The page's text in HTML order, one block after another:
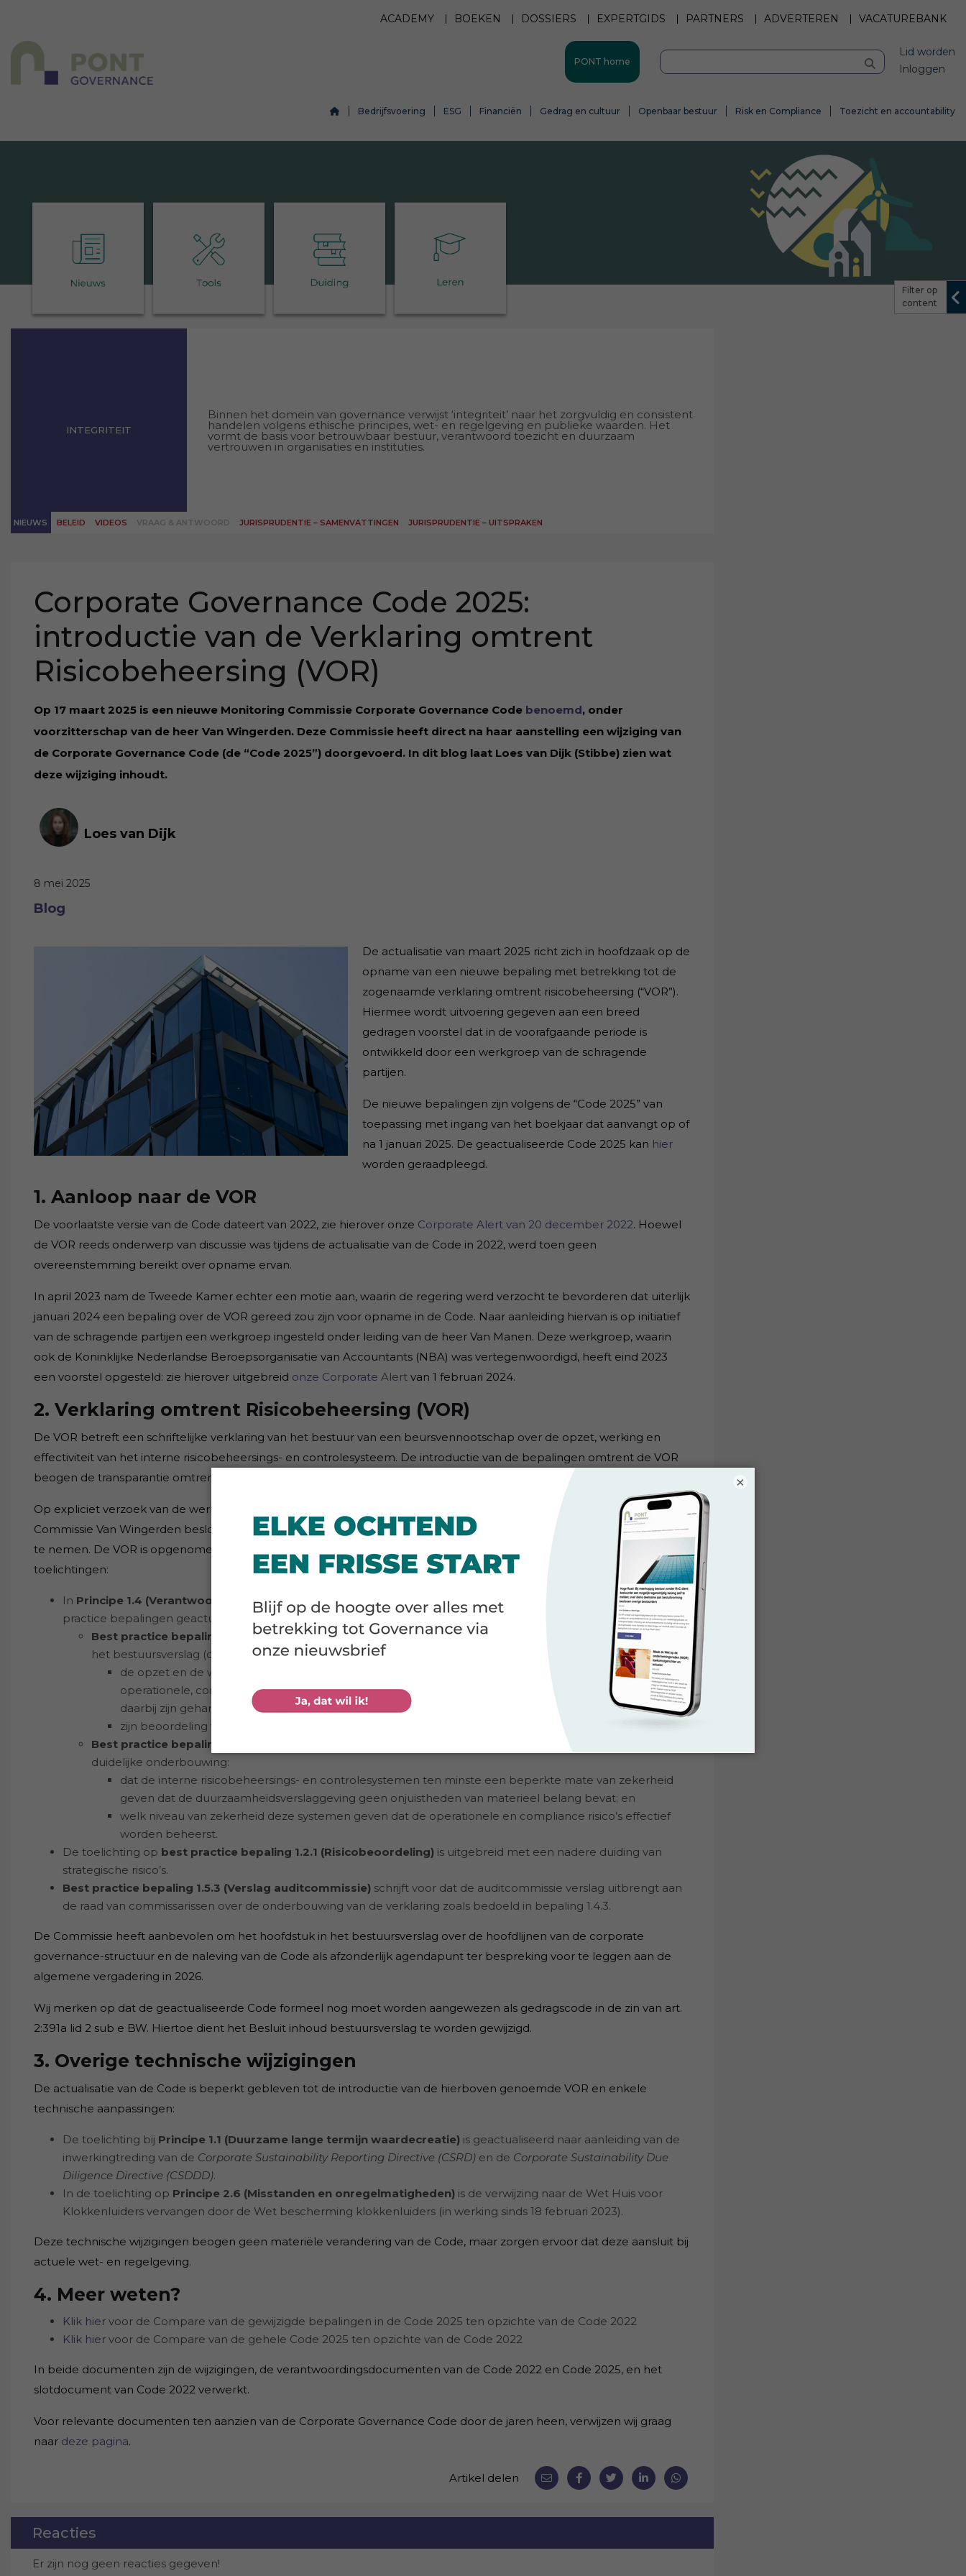
Filter op
content
ACADEMY BOEKEN DOSSIERS EXPERTGIDS PARTNERS ADVERTEREN VACATUREBANK
PONT home
Lid worden
Inloggen
Bedrijfsvoering ESG Financiën Gedrag en cultuur Openbaar bestuur Risk en Compliance Toezicht en accountability
INTEGRITEIT
Binnen het domein van governance verwijst ‘integriteit’ naar het zorgvuldig en consistent
handelen volgens ethische principes, wet- en regelgeving en publieke waarden. Het
vormt de basis voor betrouwbaar bestuur, verantwoord toezicht en duurzaam
vertrouwen in organisaties en instituties.
NIEUWS BELEID VIDEOS VRAAG & ANTWOORD JURISPRUDENTIE – SAMENVATTINGEN JURISPRUDENTIE – UITSPRAKEN
Corporate Governance Code 2025:
introductie van de Verklaring omtrent
Risicobeheersing (VOR)
Op 17 maart 2025 is een nieuwe Monitoring Commissie Corporate Governance Code benoemd, onder
voorzitterschap van de heer Van Wingerden. Deze Commissie heeft direct na haar aanstelling een wijziging van
de Corporate Governance Code (de “Code 2025”) doorgevoerd. In dit blog laat Loes van Dijk (Stibbe) zien wat
deze wijziging inhoudt.
Loes van Dijk
8 mei 2025
Blog
De actualisatie van maart 2025 richt zich in hoofdzaak op de
opname van een nieuwe bepaling met betrekking tot de
zogenaamde verklaring omtrent risicobeheersing (“VOR”).
Hiermee wordt uitvoering gegeven aan een breed
gedragen voorstel dat in de voorafgaande periode is
ontwikkeld door een werkgroep van de schragende
partijen.
De nieuwe bepalingen zijn volgens de “Code 2025” van
toepassing met ingang van het boekjaar dat aanvangt op of
na 1 januari 2025. De geactualiseerde Code 2025 kan hier
worden geraadpleegd.
1. Aanloop naar de VOR
De voorlaatste versie van de Code dateert van 2022, zie hierover onze Corporate Alert van 20 december 2022. Hoewel
de VOR reeds onderwerp van discussie was tijdens de actualisatie van de Code in 2022, werd toen geen
overeenstemming bereikt over opname ervan.
In april 2023 nam de Tweede Kamer echter een motie aan, waarin de regering werd verzocht te bevorderen dat uiterlijk
januari 2024 een bepaling over de VOR gereed zou zijn voor opname in de Code. Naar aanleiding hiervan is op initiatief
van de schragende partijen een werkgroep ingesteld onder leiding van de heer Van Manen. Deze werkgroep, waarin
ook de Koninklijke Nederlandse Beroepsorganisatie van Accountants (NBA) was vertegenwoordigd, heeft eind 2023
een voorstel opgesteld: zie hierover uitgebreid onze Corporate Alert van 1 februari 2024.
2. Verklaring omtrent Risicobeheersing (VOR)
De VOR betreft een schriftelijke verklaring van het bestuur van een beursvennootschap over de opzet, werking en
effectiviteit van het interne risicobeheersings- en controlesysteem. De introductie van de bepalingen omtrent de VOR
beogen de transparantie omtrent de beheersing van operationele, compliance- en verslagleggingsrisico’s te vergroten.
Op expliciet verzoek van de werkgroep en met instemming van de schragende partijen heeft de nieuw aangetreden
Commissie Van Wingerden besloten het voorstel voor de VOR zonder voorafgaande consultatie integraal in de Code op
te nemen. De VOR is opgenomen in de volgende principes en best practice bepalingen, en de daarbij behorende
toelichtingen:
In Principe 1.4 (Verantwoording over risicobeheersing)is de toelichting aangevuld en zijn de volgende best
practice bepalingen geactualiseerd om de inhoudelijke vereisten aan de VOR te beschrijven:
Best practice bepaling 1.4.2 (Verantwoording in het bestuursverslag)
schrijft nu voor dat het bestuur in
het bestuursverslag (ook) verantwoording aflegt over:
de opzet en de werking van de interne risicobeheersings- en controlesystemen op het gebied van
operationele, compliance en verslaggevingsrisico’s over het afgelopen boekjaar, en welke raamwerken
daarbij zijn gehanteerd; en
zijn beoordeling van de effectiviteit van deze systemen.
Best practice bepaling 1.4.3 (Verklaring van het bestuur)
schrijft nu voor dat het bestuur verklaart, met
duidelijke onderbouwing:
dat de interne risicobeheersings- en controlesystemen ten minste een beperkte mate van zekerheid
geven dat de duurzaamheidsverslaggeving geen onjuistheden van materieel belang bevat; en
welk niveau van zekerheid deze systemen geven dat de operationele en compliance risico’s effectief
worden beheerst.
De toelichting op best practice bepaling 1.2.1 (Risicobeoordeling) is uitgebreid met een nadere duiding van
strategische risico’s.
Best practice bepaling 1.5.3 (Verslag auditcommissie) schrijft voor dat de auditcommissie verslag uitbrengt aan
de raad van commissarissen over de onderbouwing van de verklaring zoals bedoeld in bepaling 1.4.3.
De Commissie heeft aanbevolen om het hoofdstuk in het bestuursverslag over de hoofdlijnen van de corporate
governance-structuur en de naleving van de Code als afzonderlijk agendapunt ter bespreking voor te leggen aan de
algemene vergadering in 2026.
Wij merken op dat de geactualiseerde Code formeel nog moet worden aangewezen als gedragscode in de zin van art.
2:391a lid 2 sub e BW. Hiertoe dient het Besluit inhoud bestuursverslag te worden gewijzigd.
3. Overige technische wijzigingen
De actualisatie van de Code is beperkt gebleven tot de introductie van de hierboven genoemde VOR en enkele
technische aanpassingen:
De toelichting bij Principe 1.1 (Duurzame lange termijn waardecreatie) is geactualiseerd naar aanleiding van de
inwerkingtreding van de Corporate Sustainability Reporting Directive (CSRD) en de Corporate Sustainability Due
Diligence Directive (CSDDD).
In de toelichting op Principe 2.6 (Misstanden en onregelmatigheden) is de verwijzing naar de Wet Huis voor
Klokkenluiders vervangen door de Wet bescherming klokkenluiders (in werking sinds 18 februari 2023).
Deze technische wijzigingen beogen geen materiële verandering van de Code, maar zorgen ervoor dat deze aansluit bij
actuele wet- en regelgeving.
4. Meer weten?
Klik hier voor de Compare van de gewijzigde bepalingen in de Code 2025 ten opzichte van de Code 2022
Klik hier voor de Compare van de gehele Code 2025 ten opzichte van de Code 2022
In beide documenten zijn de wijzigingen, de verantwoordingsdocumenten van de Code 2022 en Code 2025, en het
slotdocument van Code 2022 verwerkt.
Voor relevante documenten ten aanzien van de Corporate Governance Code door de jaren heen, verwijzen wij graag
naar deze pagina.
Artikel delen
Reacties
Er zijn nog geen reacties gegeven!
×